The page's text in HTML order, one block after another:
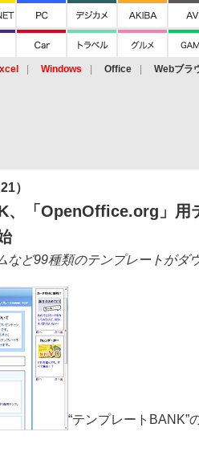
Windows Office Webブラ
）
、「OpenOffice.org」用
など99種類のテンプレートがダ
“テンプレートBANK”